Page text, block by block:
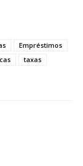
Empréstimos
taxas